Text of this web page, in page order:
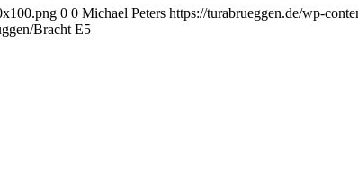
0 0 Michael Peters https://turabrueggen.de/wp-
Bracht E5